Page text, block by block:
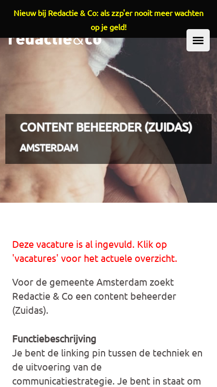
Overslaan en naar de inhoud gaan
HOOFDMENU
CONTENT BEHEERDER (ZUIDAS)
AMSTERDAM
Deze vacature is al ingevuld. Klik op
'vacatures' voor het actuele overzicht.
Voor de gemeente Amsterdam zoekt
Redactie & Co een content beheerder
(Zuidas).
Functiebeschrijving
Je bent de linking pin tussen de techniek en
de uitvoering van de
communicatiestrategie. Je bent in staat om
Nieuw bij Redactie & Co: als zzp'er nooit meer wachten
op je geld!